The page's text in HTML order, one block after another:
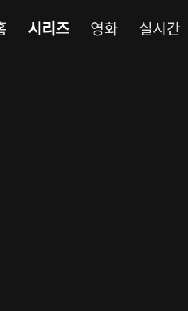
시리즈 영화 실시간